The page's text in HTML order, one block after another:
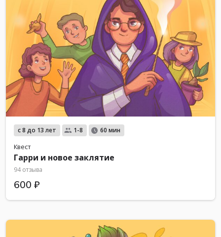
с 8 до 13 лет 1-8 60 мин
Квест
Гарри и новое заклятие
94 отзыва
600 ₽